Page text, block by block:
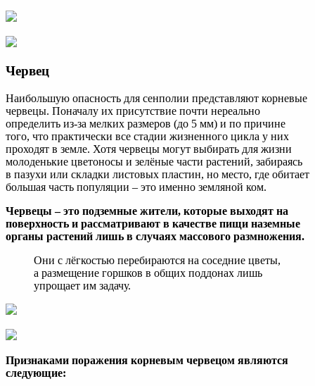
Червец
Наибольшую опасность для сенполии представляют корневые
червецы. Поначалу их присутствие почти нереально
определить из-за мелких размеров (до 5 мм) и по причине
того, что практически все стадии жизненного цикла у них
проходят в земле. Хотя червецы могут выбирать для жизни
молоденькие цветоносы и зелёные части растений, забираясь
в пазухи или складки листовых пластин, но место, где обитает
большая часть популяции – это именно земляной ком.
Червецы – это подземные жители, которые выходят на
поверхность и рассматривают в качестве пищи наземные
органы растений лишь в случаях массового размножения.
Они с лёгкостью перебираются на соседние цветы,
а размещение горшков в общих поддонах лишь
упрощает им задачу.
Признаками поражения корневым червецом являются
следующие: